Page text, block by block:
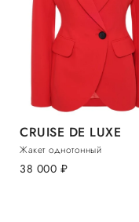
CRUISE DE LUXE
Жакет однотонный
38 000 руб.